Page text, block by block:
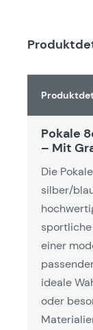
Pokale
– Mit
Die
silber/
einer
ideale
oder